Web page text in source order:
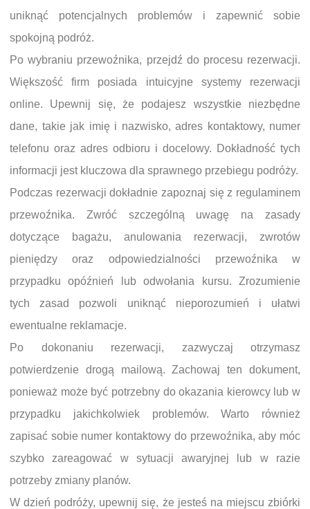
uniknąć potencjalnych problemów i zapewnić sobie
spokojną podróż.
Po wybraniu przewoźnika, przejdź do procesu rezerwacji.
Większość firm posiada intuicyjne systemy rezerwacji
online. Upewnij się, że podajesz wszystkie niezbędne
dane, takie jak imię i nazwisko, adres kontaktowy, numer
telefonu oraz adres odbioru i docelowy. Dokładność tych
informacji jest kluczowa dla sprawnego przebiegu podróży.
Podczas rezerwacji dokładnie zapoznaj się z regulaminem
przewoźnika. Zwróć szczególną uwagę na zasady
dotyczące bagażu, anulowania rezerwacji, zwrotów
pieniędzy oraz odpowiedzialności przewoźnika w
przypadku opóźnień lub odwołania kursu. Zrozumienie
tych zasad pozwoli uniknąć nieporozumień i ułatwi
ewentualne reklamacje.
Po dokonaniu rezerwacji, zazwyczaj otrzymasz
potwierdzenie drogą mailową. Zachowaj ten dokument,
ponieważ może być potrzebny do okazania kierowcy lub w
przypadku jakichkolwiek problemów. Warto również
zapisać sobie numer kontaktowy do przewoźnika, aby móc
szybko zareagować w sytuacji awaryjnej lub w razie
potrzeby zmiany planów.
W dzień podróży, upewnij się, że jesteś na miejscu zbiórki